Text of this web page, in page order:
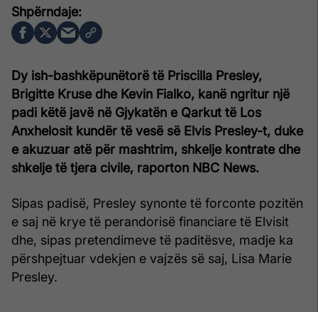
Dy ish-bashkëpunëtorë të Priscilla Presley,
Brigitte Kruse dhe Kevin Fialko, kanë ngritur një
padi këtë javë në Gjykatën e Qarkut të Los
Anxhelosit kundër të vesë së Elvis Presley-t, duke
e akuzuar atë për mashtrim, shkelje kontrate dhe
shkelje të tjera civile, raporton NBC News.
Sipas padisë, Presley synonte të forconte pozitën
e saj në krye të perandorisë financiare të Elvisit
dhe, sipas pretendimeve të paditësve, madje ka
përshpejtuar vdekjen e vajzës së saj, Lisa Marie
Presley.